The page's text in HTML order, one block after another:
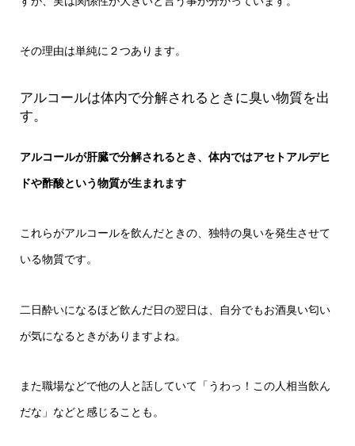
その理由は単純に２つあります。
アルコールは体内で分解されるときに臭い物質を出
す。
アルコールが肝臓で分解されるとき、体内ではアセトアルデヒ
ドや酢酸という物質が生まれます
これらがアルコールを飲んだときの、独特の臭いを発生させて
いる物質です。
二日酔いになるほど飲んだ日の翌日は、自分でもお酒臭い匂い
が気になるときがありますよね。
また職場などで他の人と話していて「うわっ！この人相当飲ん
だな」などと感じることも。